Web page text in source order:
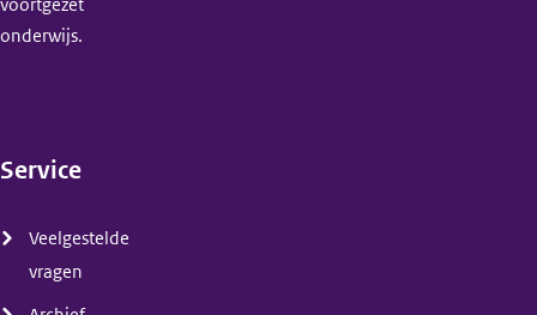
onderwijs.
Service
Veelgestelde
vragen